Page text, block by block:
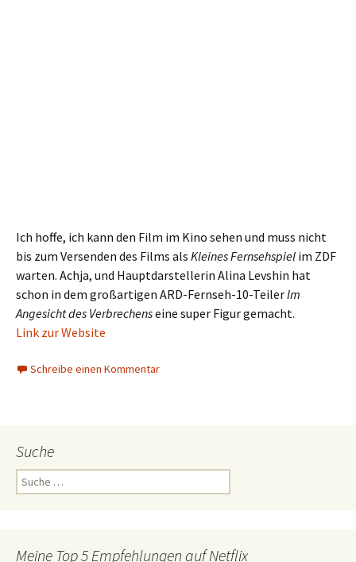
Ich hoffe, ich kann den Film im Kino sehen und muss nicht
bis zum Versenden des Films als Kleines Fernsehspiel im ZDF
warten. Achja, und Hauptdarstellerin Alina Levshin hat
schon in dem großartigen ARD-Fernseh-10-TeilerIm
Angesicht des Verbrechenseine super Figur gemacht.
Link zur Website
Schreibe einen Kommentar
Suche
Suche
nach:
Meine Top 5 Empfehlungen auf Netflix